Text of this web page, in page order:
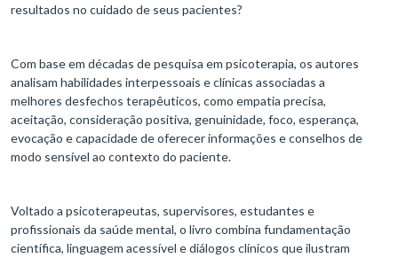
resultados no cuidado de seus pacientes?
Com base em décadas de pesquisa em psicoterapia, os autores
analisam habilidades interpessoais e clínicas associadas a
melhores desfechos terapêuticos, como empatia precisa,
aceitação, consideração positiva, genuinidade, foco, esperança,
evocação e capacidade de oferecer informações e conselhos de
modo sensível ao contexto do paciente.
Voltado a psicoterapeutas, supervisores, estudantes e
profissionais da saúde mental, o livro combina fundamentação
científica, linguagem acessível e diálogos clínicos que ilustram